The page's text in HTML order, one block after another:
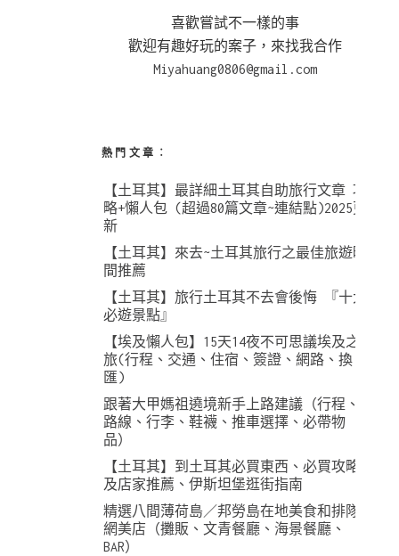
喜歡嘗試不一樣的事
歡迎有趣好玩的案子，來找我合作
Miyahuang0806@gmail.com
熱門文章︰
【土耳其】最詳細土耳其自助旅行文章 攻
略+懶人包 (超過80篇文章~連結點)2025更
新
【土耳其】來去~土耳其旅行之最佳旅遊時
間推薦
【土耳其】旅行土耳其不去會後悔 『十大
必遊景點』
【埃及懶人包】15天14夜不可思議埃及之
旅(行程、交通、住宿、簽證、網路、換
匯)
跟著大甲媽祖遶境新手上路建議（行程、
路線、行李、鞋襪、推車選擇、必帶物
品）
【土耳其】到土耳其必買東西、必買攻略
及店家推薦、伊斯坦堡逛街指南
精選八間薄荷島／邦勞島在地美食和排隊
網美店（攤販、文青餐廳、海景餐廳、
BAR）